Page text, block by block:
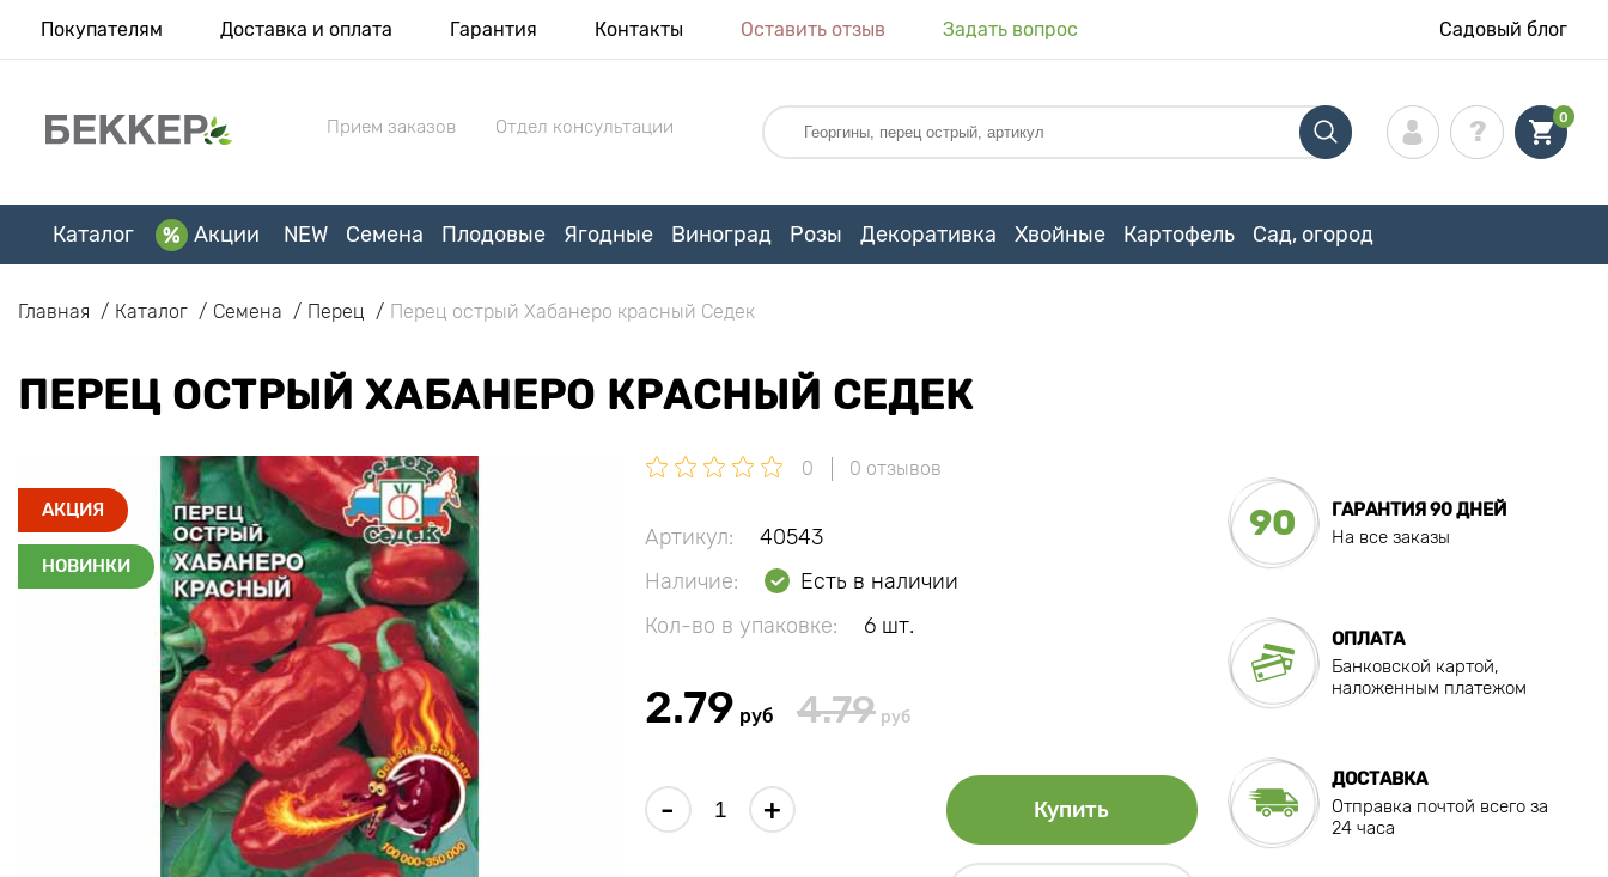
Покупателям Доставка и оплата Гарантия Контакты Оставить отзыв Задать вопрос Садовый блог
Прием заказов Отдел консультации 0
Каталог Акции NEW Семена Плодовые Ягодные Виноград Розы Декоративка Хвойные Картофель Сад, огород
Главная Каталог Семена Перец Перец острый Хабанеро красный Седек
ПЕРЕЦ ОСТРЫЙ ХАБАНЕРО КРАСНЫЙ СЕДЕК
АКЦИЯ
НОВИНКИ
0 0 отзывов
Артикул:
40543
Наличие:
Есть в наличии
Кол-во в упаковке:
6 шт.
2.79 руб 4.79 руб
- + Купить
90
ГАРАНТИЯ 90 ДНЕЙ
На все заказы
ОПЛАТА
Банковской картой,
наложенным платежом
ДОСТАВКА
Отправка почтой всего за
24 часа